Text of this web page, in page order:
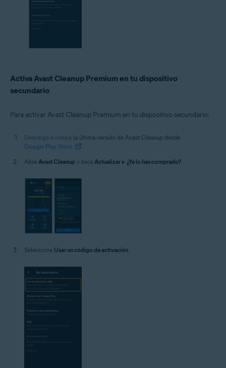
Activa Avast Cleanup Premium en tu dispositivo
secundario
Para activar Avast Cleanup Premium en tu dispositivo secundario:
Descarga e instala la última versión de Avast Cleanup desde
Google Play Store
.
Abre Avast Cleanup y toca Actualizar ▸ ¿Ya lo has comprado?.
Selecciona Usar un código de activación